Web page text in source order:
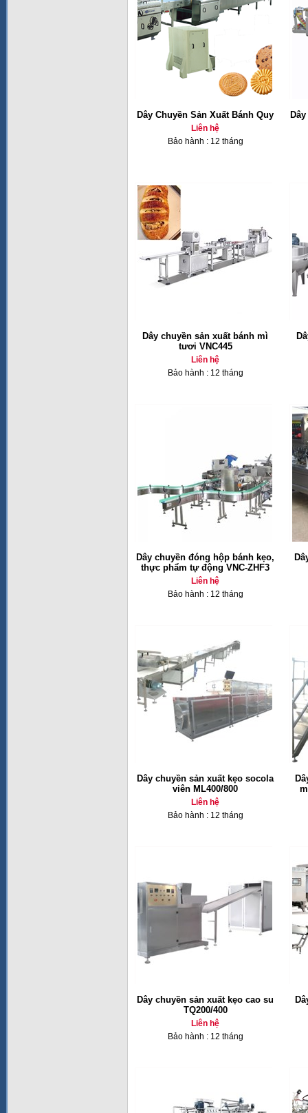
Dây Chuyền Sản Xuất Bánh Quy
Liên hệ
Bảo hành : 12 tháng
Dây chuyền sản xuất bánh mì
tươi VNC445
Liên hệ
Bảo hành : 12 tháng
Dây chuyền đóng hộp bánh kẹo,
thực phẩm tự động VNC-ZHF3
Liên hệ
Bảo hành : 12 tháng
Dây chuyền sản xuất kẹo socola
viên ML400/800
Liên hệ
Bảo hành : 12 tháng
Dây chuyền sản xuất kẹo cao su
TQ200/400
Liên hệ
Bảo hành : 12 tháng